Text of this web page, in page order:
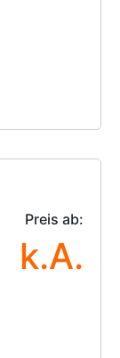
Preis ab:
k.A.